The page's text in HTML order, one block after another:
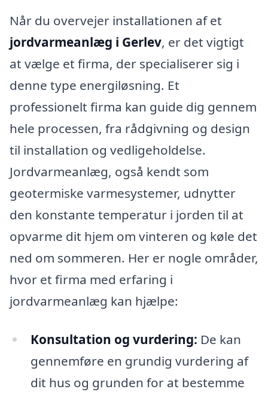
Når du overvejer installationen af et
jordvarmeanlæg i Gerlev, er det vigtigt
at vælge et firma, der specialiserer sig i
denne type energiløsning. Et
professionelt firma kan guide dig gennem
hele processen, fra rådgivning og design
til installation og vedligeholdelse.
Jordvarmeanlæg, også kendt som
geotermiske varmesystemer, udnytter
den konstante temperatur i jorden til at
opvarme dit hjem om vinteren og køle det
ned om sommeren. Her er nogle områder,
hvor et firma med erfaring i
jordvarmeanlæg kan hjælpe:
Konsultation og vurdering: De kan
gennemføre en grundig vurdering af
dit hus og grunden for at bestemme